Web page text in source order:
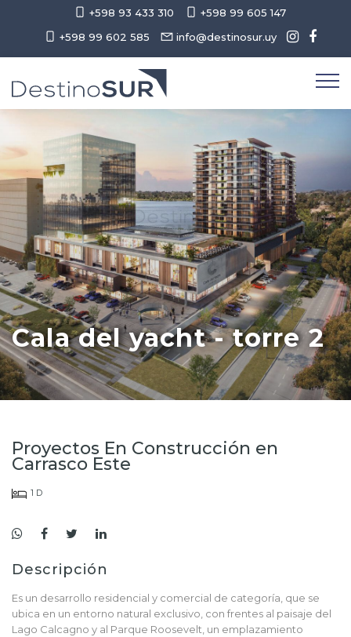
+598 93 433 310
+598 99 605 147
+598 99 602 585
info@destinosur.uy
Cala del yacht - torre 2
Proyectos En Construcción en
Carrasco Este
1 D
Descripción
Es un desarrollo residencial y comercial de categoría, que se
ubica en un entorno natural exclusivo, con frentes al paisaje del
Lago Calcagno y al Parque Roosevelt, un emplazamiento